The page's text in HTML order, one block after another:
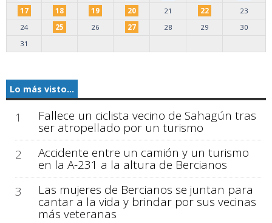
17
18 19 20 21 22
23
24
25 26 27 28 29
30
31
Lo más visto...
1 Fallece un ciclista vecino de Sahagún tras
ser atropellado por un turismo
2
Accidente entre un camión y un turismo
en la A-231 a la altura de Bercianos
3
Las mujeres de Bercianos se juntan para
cantar a la vida y brindar por sus vecinas
más veteranas